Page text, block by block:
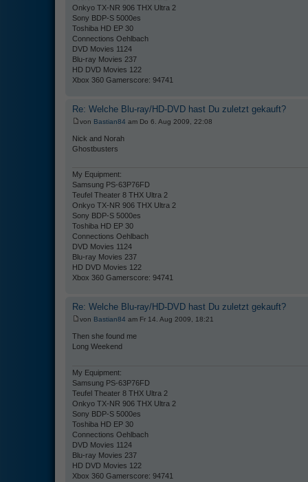
Onkyo TX-NR 906 THX Ultra 2
Sony BDP-S 5000es
Toshiba HD EP 30
Connections Oehlbach
DVD Movies 1124
Blu-ray Movies 237
HD DVD Movies 122
Xbox 360 Gamerscore: 94741
Re: Welche Blu-ray/HD-DVD hast Du zuletzt gekauft?
von Bastian84 am Do 6. Aug 2009, 22:08
Nick and Norah
Ghostbusters
My Equipment:
Samsung PS-63P76FD
Teufel Theater 8 THX Ultra 2
Onkyo TX-NR 906 THX Ultra 2
Sony BDP-S 5000es
Toshiba HD EP 30
Connections Oehlbach
DVD Movies 1124
Blu-ray Movies 237
HD DVD Movies 122
Xbox 360 Gamerscore: 94741
Re: Welche Blu-ray/HD-DVD hast Du zuletzt gekauft?
von Bastian84 am Fr 14. Aug 2009, 18:21
Then she found me
Long Weekend
My Equipment:
Samsung PS-63P76FD
Teufel Theater 8 THX Ultra 2
Onkyo TX-NR 906 THX Ultra 2
Sony BDP-S 5000es
Toshiba HD EP 30
Connections Oehlbach
DVD Movies 1124
Blu-ray Movies 237
HD DVD Movies 122
Xbox 360 Gamerscore: 94741